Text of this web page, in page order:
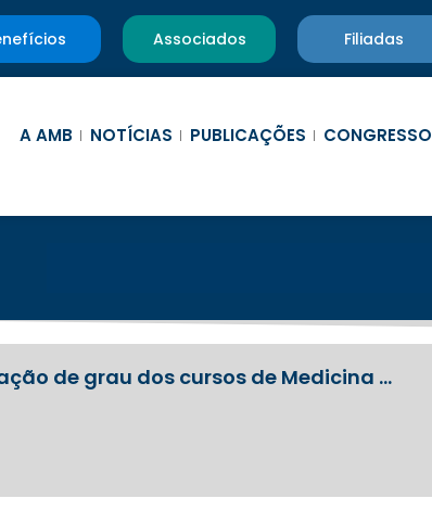
Associados Filiadas
A AMB NOTÍCIAS PUBLICAÇÕES CONGRESSO
de grau dos cursos de Medicina …